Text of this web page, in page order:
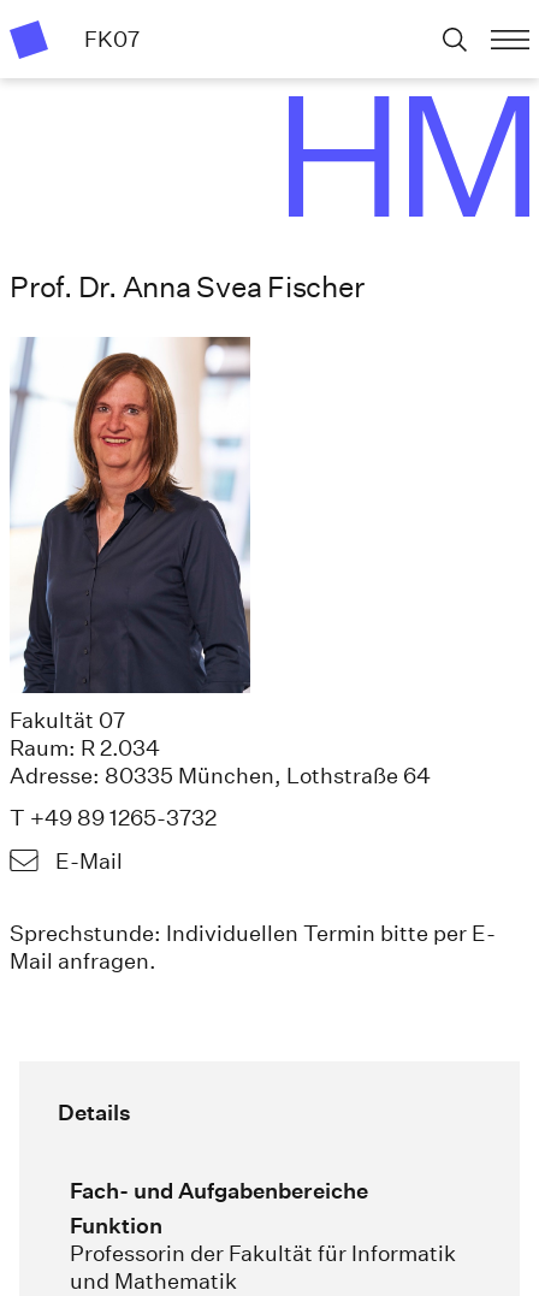
FK07
Prof. Dr. Anna Svea Fischer
Fakultät 07
Raum: R 2.034
Adresse: 80335 München, Lothstraße 64
T +49 89 1265-3732
E-Mail
Sprechstunde: Individuellen Termin bitte per E-
Mail anfragen.
Details
Fach- und Aufgabenbereiche
Funktion
Professorin der Fakultät für Informatik
und Mathematik